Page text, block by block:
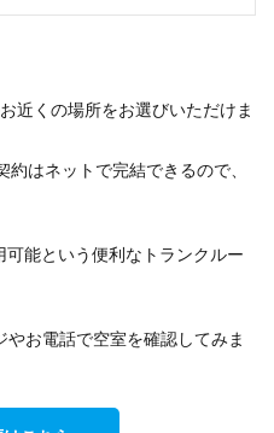
近くの場所をお選びいただけま
はネットで完結できるので、
能という便利なトランクルー
お電話で空室を確認してみま